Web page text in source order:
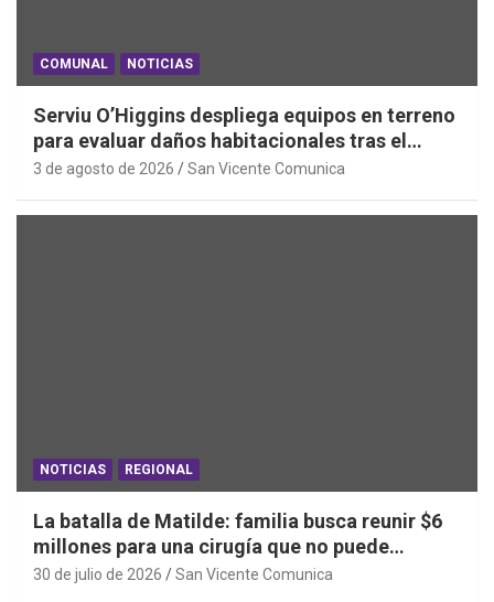
COMUNAL NOTICIAS
Serviu O’Higgins despliega equipos en terreno
para evaluar daños habitacionales tras el
Sistema Frontal
3 de agosto de 2026 San Vicente Comunica
NOTICIAS REGIONAL
La batalla de Matilde: familia busca reunir $6
millones para una cirugía que no puede
esperar
30 de julio de 2026 San Vicente Comunica